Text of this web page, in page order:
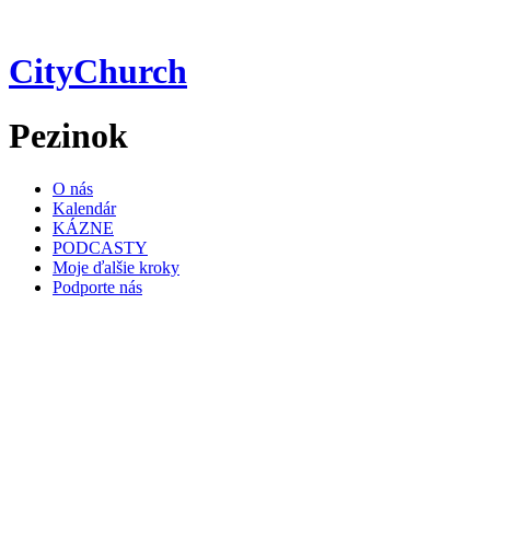
obsah
CityChurch
Pezinok
O nás
Kalendár
KÁZNE
PODCASTY
Moje ďalšie kroky
Podporte nás